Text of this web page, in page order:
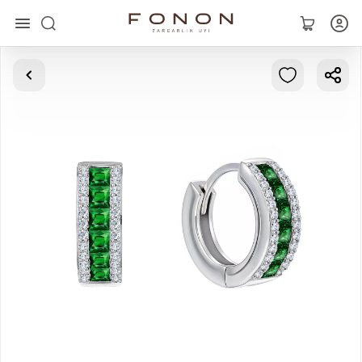
Главная
Браслеты